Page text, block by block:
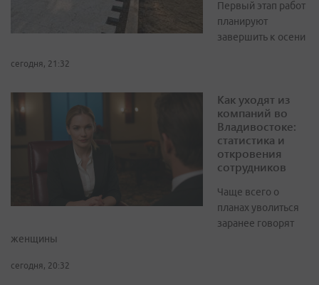
Первый этап работ
планируют
завершить к осени
сегодня, 21:32
Как уходят из
компаний во
Владивостоке:
статистика и
откровения
сотрудников
Чаще всего о
планах уволиться
заранее говорят
женщины
сегодня, 20:32